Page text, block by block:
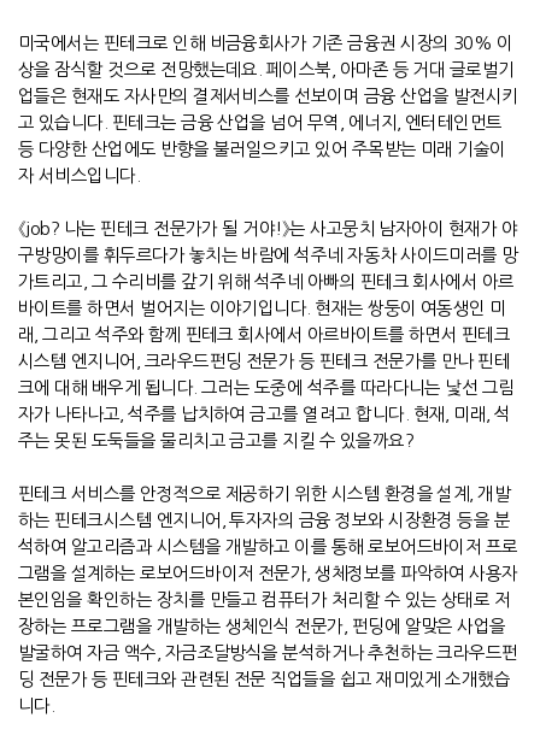
미국에서는 핀테크로 인해 비금융회사가 기존 금융권 시장의 30% 이
상을 잠식할 것으로 전망했는데요 .페이스북 아마존 등 거대 글로벌기
업들은 현재도 자사만의 결제서비스를 선보이며 금융 산업을 발전시키
고 있습니다. 핀테크는 금융 산업을 넘어 무역 에너지
엔터테인먼트
등 다양한 산업에도 반향을 불러일으키고 있어 주목받는 미래 기술이
자 서비스입니다.
《job? 나는 핀테크 전문가가 될 거야! 》는 사고뭉치 남자아이 현재가 야
구방망이를 휘두르다가 놓치는 바람에 석주네 자동차 사이드미러를 망
가트리고
그 수리비를 갚기 위해 석주네 아빠의 핀테크 회사에서 아르
바이트를 하면서 벌어지는 이야기입니다. 현재는 쌍둥이 여동생인 미
래
그리고 석주와 함께 핀테크 회사에서 아르바이트를 하면서 핀테크
시스템 엔지니어
크라우드펀딩 전문가 등 핀테크 전문가를 만나 핀테
크에 대해 배우게 됩니다. 그러는 도중에 석주를 따라다니는 낯선 그림
자가 나타나고 ,석주를 납치하여 금고를 열려고 합니다. 현재 미래 ,석
주는 못된 도둑들을 물리치고 금고를 지킬 수 있을까요 ?
핀테크 서비스를 안정적으로 제공하기 위한 시스템 환경을 설계 ,개발
하는 핀테크시스템 엔지니어 ,투자자의 금융 정보와 시장환경 등을 분
석하여 알고리즘과 시스템을 개발하고 이를 통해 로보어드바이저 프로
그램을 설계하는 로보어드바이저 전문가,생체정보를 파악하여 사용자
본인임을 확인하는 장치를 만들고 컴퓨터가 처리할 수 있는 상태로 저
장하는 프로그램을 개발하는 생체인식 전문가, 펀딩에 알맞은 사업을
발굴하여 자금 액수 자금조달방식을 분석하거나 추천하는 크라우드펀
딩 전문가 등 핀테크와 관련된 전문 직업들을 쉽고 재미있게 소개했습
니다.